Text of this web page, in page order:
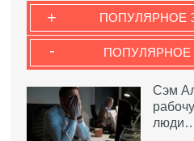
ПОПУЛЯРНОЕ
+
ПОПУЛЯРНОЕ
-
Сэм